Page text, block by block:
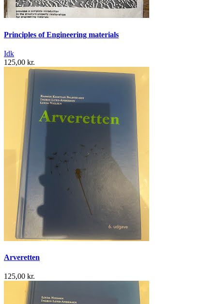
Principles of Engineering materials
Idk
125,00 kr.
Arveretten
125,00 kr.